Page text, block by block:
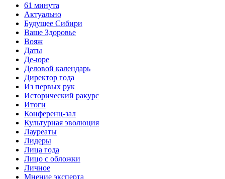
61 минута
Актуально
Будущее Сибири
Ваше Здоровье
Вояж
Даты
Де-юре
Деловой календарь
Директор года
Из первых рук
Исторический ракурс
Итоги
Конференц-зал
Культурная эволюция
Лауреаты
Лидеры
Лица года
Лицо с обложки
Личное
Мнение эксперта